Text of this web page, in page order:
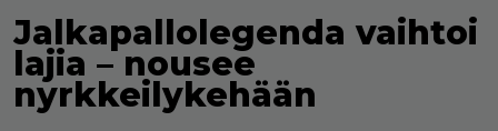
Jalkapallolegenda vaihtoi
lajia – nousee
nyrkkeilykehään